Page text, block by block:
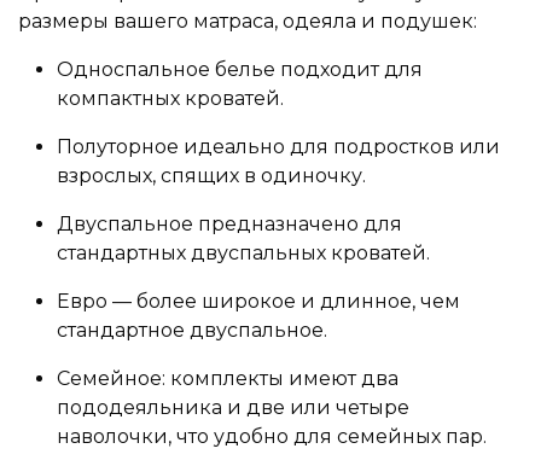
размеры вашего матраса, одеяла и подушек:
Односпальное белье подходит для
компактных кроватей.
Полуторное идеально для подростков или
взрослых, спящих в одиночку.
Двуспальное предназначено для
стандартных двуспальных кроватей.
Евро — более широкое и длинное, чем
стандартное двуспальное.
Семейное: комплекты имеют два
пододеяльника и две или четыре
наволочки, что удобно для семейных пар.